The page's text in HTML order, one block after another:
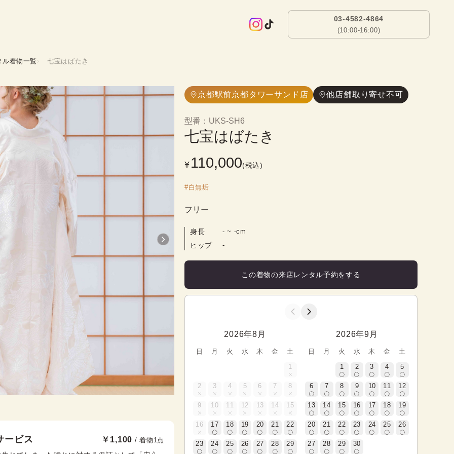
03-4582-4864
(10:00-16:00)
ル着物一覧 七宝はばたき
ービス ￥1,100 / 着物1点
京都駅前京都タワーサンド店 他店舗取り寄せ不可
型番 ： UKS-SH6
七宝はばたき
¥ 110,000(税込)
#白無垢
フリー
身長 - ~ -cm
ヒップ -
この着物の来店レンタル予約をする
2026年8月
日 月 火 水 木 金
土
1
2 3 4 5 6 7 8
9 10 11 12 13 14 15
16 17 18 19 20 21 22
23 24 25 26 27 28 29
2026年9月
日 月 火 水 木 金
土
1
2 3 4 5
6 7 8 9 10 11 12
13 14 15 16 17 18 19
20 21 22 23 24 25 26
27 28 29 30